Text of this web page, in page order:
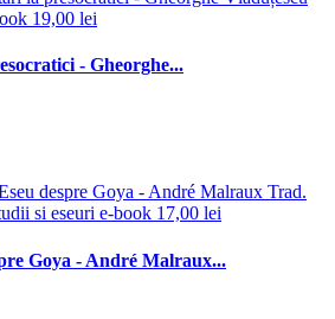
- Gheorghe...
Goya - André Malraux...